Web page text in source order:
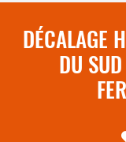
DÉCALAGE
DU